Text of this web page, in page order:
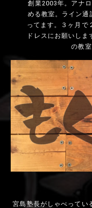
創業2003年。アナ
める教室。ライン
ってます。３ヶ月で
ドレスにお願いし
の教
宮島塾長がしゃべってい